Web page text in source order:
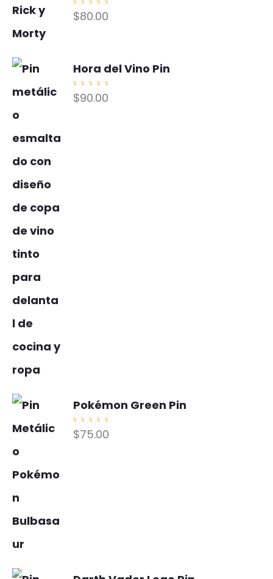
Valorad
o con
5.00
$80.00
Hora del Vino Pin
Valorad
o con
5.00
$90.00
Pokémon Green Pin
Valorad
o con
5.00
$75.00